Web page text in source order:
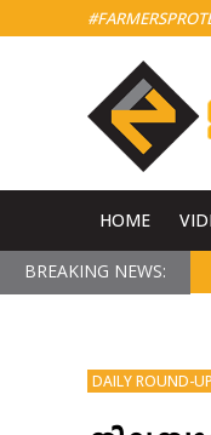
HOME
BREAKING NEWS:
DAILY ROUND-UP